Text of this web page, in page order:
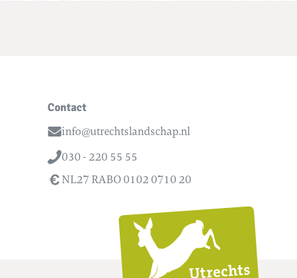
Contact
Email
info@utrechtslandschap.nl
Telefoon
030 - 220 55 55
NL27 RABO 0102 0710 20